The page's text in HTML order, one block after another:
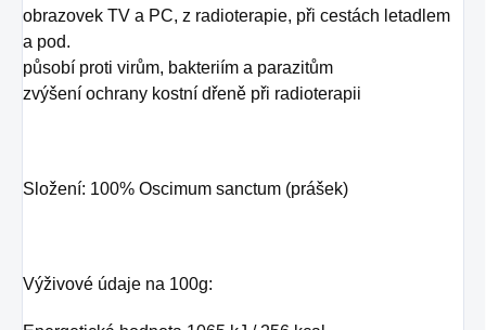
obrazovek TV a PC, z radioterapie, při cestách letadlem
a pod.
působí proti virům, bakteriím a parazitům
zvýšení ochrany kostní dřeně při radioterapii
Složení: 100% Oscimum sanctum (prášek)
Výživové údaje na 100g: